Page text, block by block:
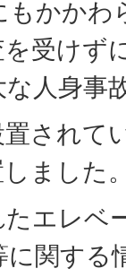
かかわ
受けず
人身事
されて
ました
エレベ
関する